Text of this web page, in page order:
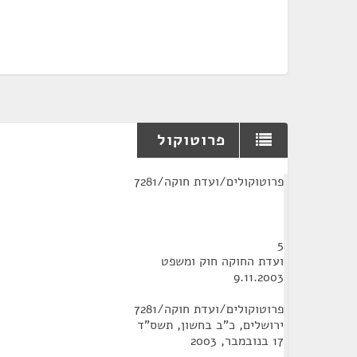
פרוטוקול
פרוטוקולים/ועדת חוקה/7281
5
ועדת החוקה חוק ומשפט
9.11.2003
פרוטוקולים/ועדת חוקה/7281
ירושלים, כ"ב בחשון, תשס"ד
17 בנובמבר, 2003